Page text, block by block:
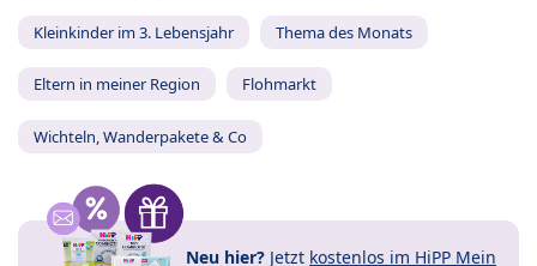
Kleinkinder im 3. Lebensjahr Thema des Monats
Eltern in meiner Region Flohmarkt
Wichteln, Wanderpakete & Co
Neu hier? Jetzt kostenlos im HiPP Mein